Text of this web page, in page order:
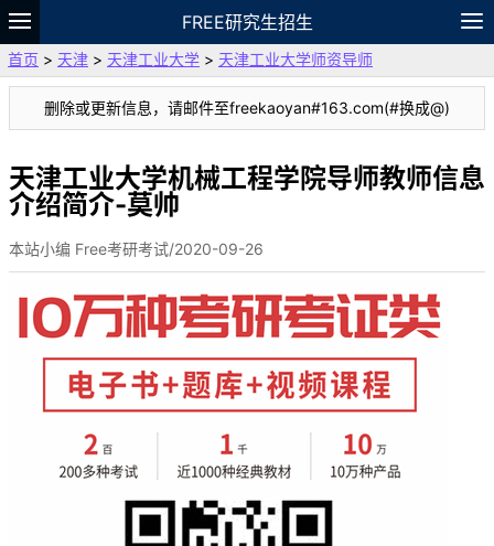
FREE研究生招生
题库
故事 专题 APP 笔记
论坛
VIP
资料
首页 > 天津 > 天津工业大学 > 天津工业大学师资导师
删除或更新信息，请邮件至freekaoyan#163.com(#换成@)
天津工业大学机械工程学院导师教师信息
介绍简介-莫帅
本站小编 Free考研考试/2020-09-26